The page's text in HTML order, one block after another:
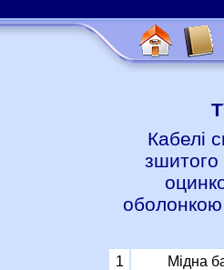
Кабелі
зшитого
оболонкою
1
Мідна